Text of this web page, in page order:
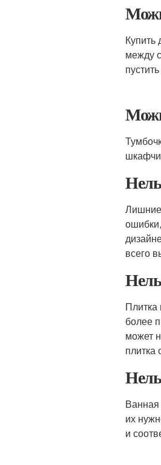
Купить
между
Лишние
всего
Плитка
более
может
плитка
их
и